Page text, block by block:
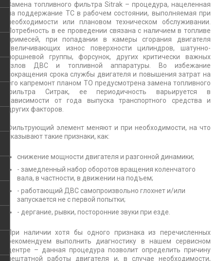
Замена топливного фильтра Sitrak – процедура, нацеленная
на поддержание ТС в рабочем состоянии, выполняемая при
необходимости или плановом техническом обслуживании.
Потребность в ее проведении связана с наличием в топливе
примесей, при попадании в камеры сгорания двигателя
увеличивающих износ поверхности цилиндров, шатунно-
поршневой группы, форсунок, других критически важных
узлов ДВС и топливной аппаратуры. Во избежание
сокращения срока службы двигателя и повышения затрат на
его капремонт планом ТО предусмотрена замена топливного
фильтра Ситрак, ее периодичность варьируется в
зависимости от года выпуска транспортного средства и
других факторов.
Фильтрующий элемент меняют и при необходимости, на что
указывают такие признаки, как:
снижение мощности двигателя и разгонной динамики;
- замедленный набор оборотов вращения коленчатого
вала, в частности, в движении на подъем;
- работающий ДВС самопроизвольно глохнет и/или
запускается не с первой попытки;
- дергание, рывки, посторонние звуки при езде.
При наличии хотя бы одного признака из перечисленных
рекомендуем выполнить диагностику в нашем сервисном
центре – данная процедура позволит определить причину
нештатной работы двигателя и, в случае необходимости,